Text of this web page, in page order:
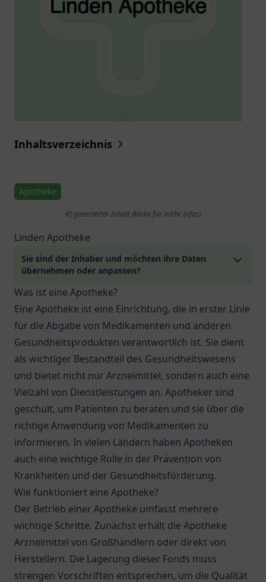
Inhaltsverzeichnis
Apotheke
KI generierter Inhalt (klicke für mehr Infos)
Linden Apotheke
Sie sind der Inhaber und möchten ihre Daten
übernehmen oder anpassen?
Was ist eine Apotheke?
Eine Apotheke ist eine Einrichtung, die in erster Linie
für die Abgabe von Medikamenten und anderen
Gesundheitsprodukten verantwortlich ist. Sie dient
als wichtiger Bestandteil des Gesundheitswesens
und bietet nicht nur Arzneimittel, sondern auch eine
Vielzahl von Dienstleistungen an. Apotheker sind
geschult, um Patienten zu beraten und sie über die
richtige Anwendung von Medikamenten zu
informieren. In vielen Ländern haben Apotheken
auch eine wichtige Rolle in der Prävention von
Krankheiten und der Gesundheitsförderung.
Wie funktioniert eine Apotheke?
Der Betrieb einer Apotheke umfasst mehrere
wichtige Schritte. Zunächst erhält die Apotheke
Arzneimittel von Großhändlern oder direkt von
Herstellern. Die Lagerung dieser Fonds muss
strengen Vorschriften entsprechen, um die Qualität